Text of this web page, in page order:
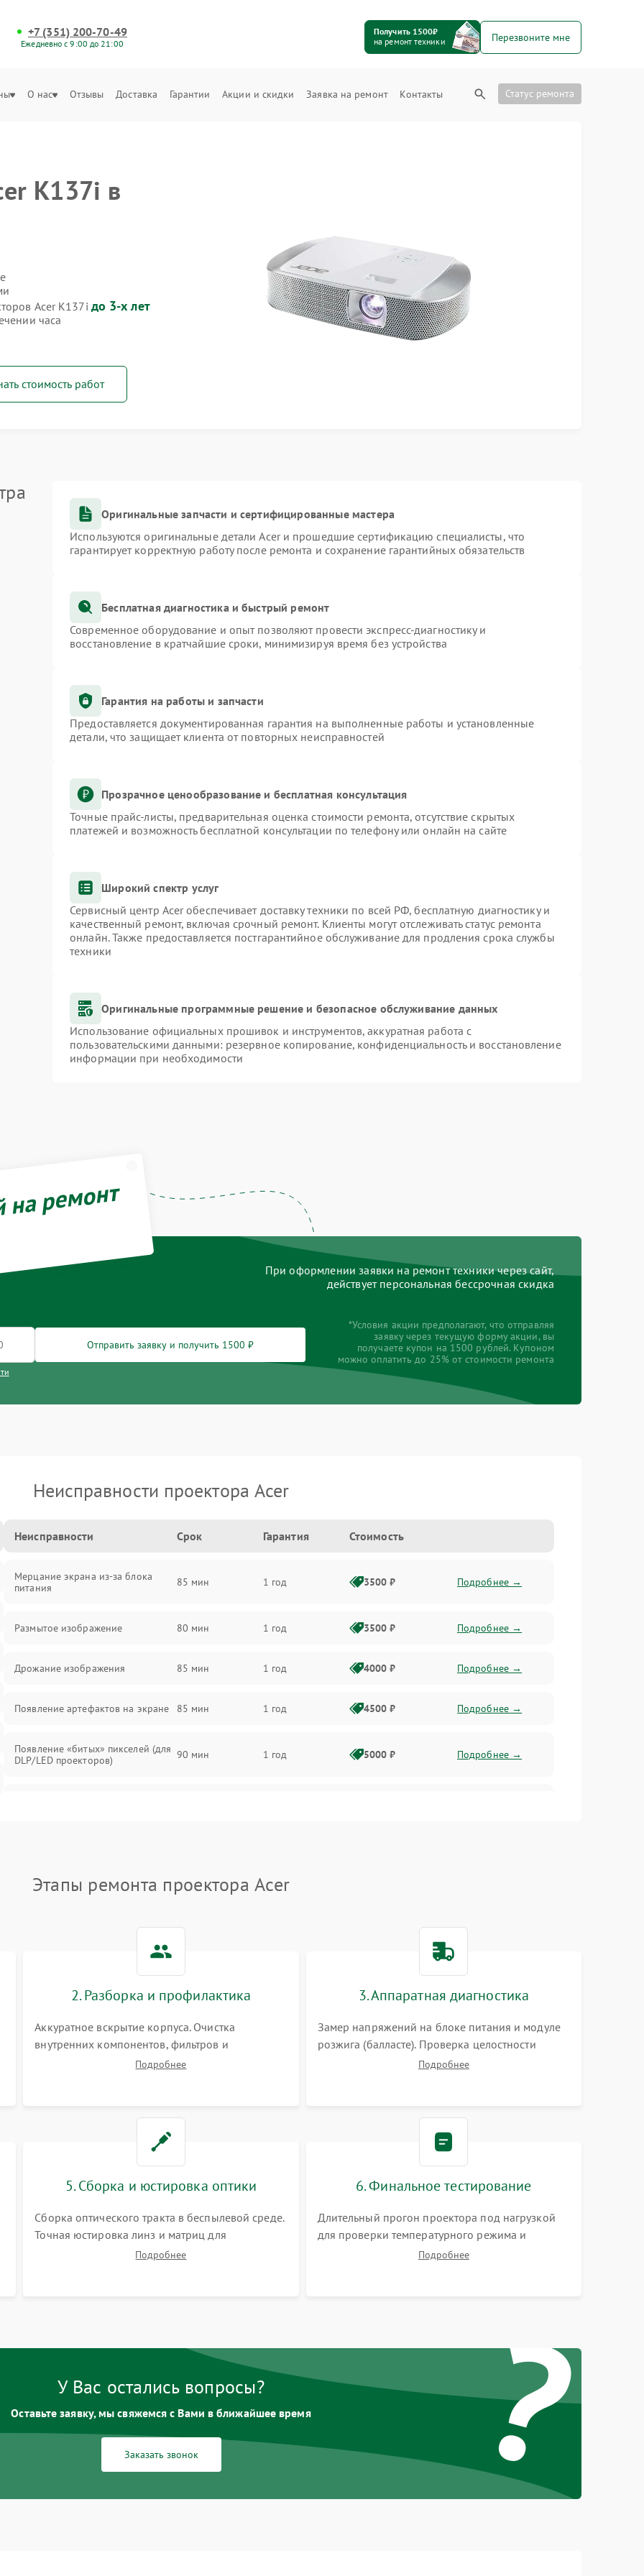
+7 (351) 200-70-49
Ежедневно с 9:00 до 21:00
Получить 1500₽
на ремонт техники
Перезвоните мне
О нас Отзывы Доставка Гарантии Акции и скидки Заявка на ремонт Контакты Статус ремонта
K137i в
Acer K137i до 3-х лет
часа
стоимость работ
Оригинальные запчасти и сертифицированные мастера
Используются оригинальные детали Acer и прошедшие сертификацию специалисты, что
гарантирует корректную работу после ремонта и сохранение гарантийных обязательств
Бесплатная диагностика и быстрый ремонт
Современное оборудование и опыт позволяют провести экспресс-диагностику и
восстановление в кратчайшие сроки, минимизируя время без устройства
Гарантия на работы и запчасти
Предоставляется документированная гарантия на выполненные работы и установленные
детали, что защищает клиента от повторных неисправностей
Прозрачное ценообразование и бесплатная консультация
Точные прайс-листы, предварительная оценка стоимости ремонта, отсутствие скрытых
платежей и возможность бесплатной консультации по телефону или онлайн на сайте
Широкий спектр услуг
Сервисный центр Acer обеспечивает доставку техники по всей РФ, бесплатную диагностику и
качественный ремонт, включая срочный ремонт. Клиенты могут отслеживать статус ремонта
онлайн. Также предоставляется постгарантийное обслуживание для продления срока службы
техники
Оригинальные программные решение и безопасное обслуживание данных
Использование официальных прошивок и инструментов, аккуратная работа с
пользовательскими данными: резервное копирование, конфиденциальность и восстановление
информации при необходимости
ремонт
При оформлении заявки на ремонт техники через сайт,
действует персональная бессрочная скидка
Отправить заявку и получить 1500 ₽
*Условия акции предполагают, что отправляя
заявку через текущую форму акции, вы
получаете купон на 1500 рублей. Купоном
можно оплатить до 25% от стоимости ремонта
Неисправности проектора Acer
Неисправности Срок Гарантия Стоимость
Мерцание экрана из-за блока
питания
85 мин 1 год 3500 ₽ Подробнее →
Размытое изображение 80 мин 1 год 3500 ₽ Подробнее →
Дрожание изображения 85 мин 1 год 4000 ₽ Подробнее →
Появление артефактов на экране 85 мин 1 год 4500 ₽ Подробнее →
Появление «битых» пикселей (для
DLP/LED проекторов)
90 мин 1 год 5000 ₽ Подробнее →
коррекция трапеции (Keystone)
Проблемы с масштабированием
80 мин 3500 ₽ Подробнее →
Этапы ремонта проектора Acer
2. Разборка и профилактика
Аккуратное вскрытие корпуса. Очистка
внутренних компонентов, фильтров и
вентиляторов от накопившейся пыли.
Подробнее
3. Аппаратная диагностика
Замер напряжений на блоке питания и модуле
розжига (балласте). Проверка целостности
цветового колеса (DLP) или поляризаторов (LCD).
Подробнее
5. Сборка и юстировка оптики
Сборка оптического тракта в беспылевой среде.
Точная юстировка линз и матриц для
правильного сведения цветов и устранения
Подробнее
6. Финальное тестирование
Длительный прогон проектора под нагрузкой
для проверки температурного режима и
отсутствия перегрева. Оценка фокуса,
Подробнее
?
У Вас остались вопросы?
Оставьте заявку, мы свяжемся с Вами в ближайшее время
Заказать звонок